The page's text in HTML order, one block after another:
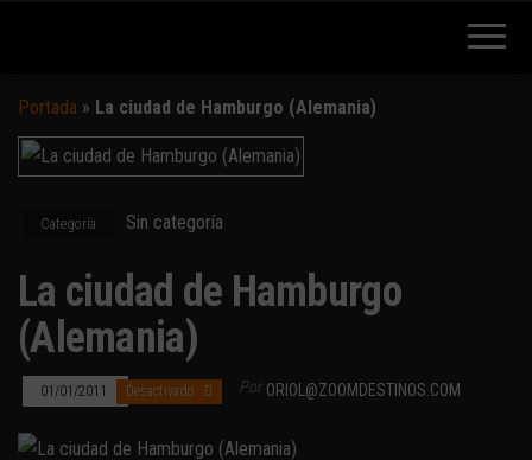
Portada » La ciudad de Hamburgo (Alemania)
Categoría Sin categoría
La ciudad de Hamburgo
(Alemania)
01/01/2011 Desactivado Por ORIOL@ZOOMDESTINOS.COM